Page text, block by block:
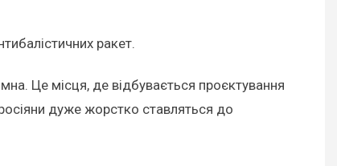
ракет.
Це місця, де відбувається проєктування
дуже жорстко ставляться до